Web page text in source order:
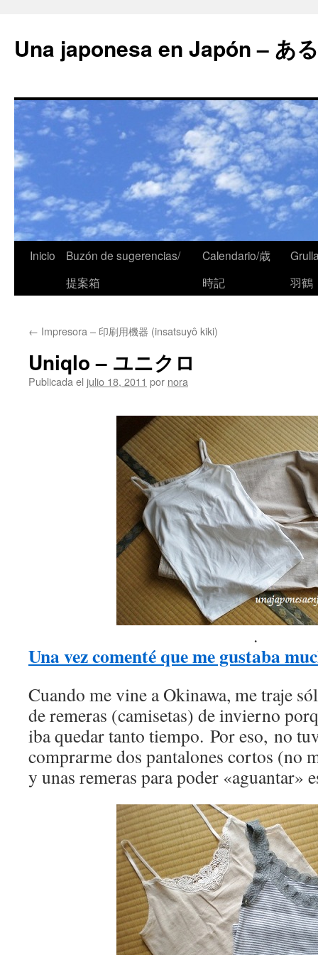
Una japonesa en Japón – あ
Inicio
Buzón de sugerencias/
提案箱
Calendario/歳
時記
羽鶴
← Impresora – 印刷用機器 (insatsuyô kiki)
Uniqlo – ユニクロ
Publicada el julio 18, 2011 por nora
.
Una vez comenté que me gustaba
Cuando me vine a Okinawa, me traje
de remeras (camisetas) de invierno
iba quedar tanto tiempo. Por eso, no
comprarme dos pantalones cortos (no
y unas remeras para poder «aguantar»